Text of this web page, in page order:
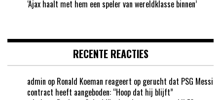
‘Ajax haalt met hem een speler van wereldklasse binnen’
RECENTE REACTIES
admin op Ronald Koeman reageert op gerucht dat PSG Messi
contract heeft aangeboden: “Hoop dat hij blijft”